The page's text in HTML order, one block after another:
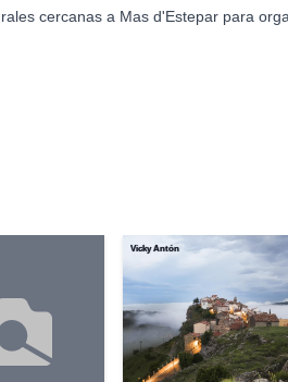
cercanas a Mas d'Estepar para
Vicky Antón